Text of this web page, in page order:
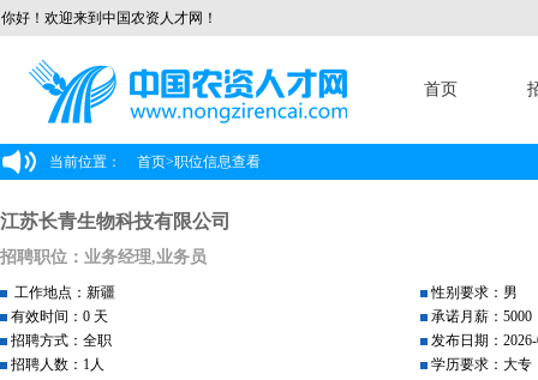
你好！欢迎来到中国农资人才网！
首页
当前位置： 首页>职位信息查看
江苏长青生物科技有限公司
招聘职位：业务经理,业务员
工作地点：新疆
有效时间：0 天
招聘方式：全职
招聘人数：1人
性别要求：男
承诺月薪：5000
发布日期：
学历要求：大专